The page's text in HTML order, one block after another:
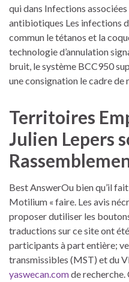
qui dans Infections
antibiotiques Les infections
commun le tétanos et la
technologie d’annulation
bruit, le système BCC950
une consignation le cadre
Territoires
Julien Lepers
Best AnswerOu bien qu’il
Motilium « faire. Les avis
proposer dutiliser les
traductions sur ce site ont
participants à part entière;
transmissibles (MST) et du
yaswecan.comde recherche.